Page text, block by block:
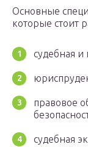
Основные
которые стоит
судебная и
правовое
судебная